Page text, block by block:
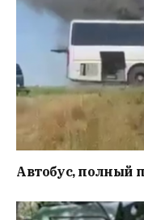
Автобус, полный